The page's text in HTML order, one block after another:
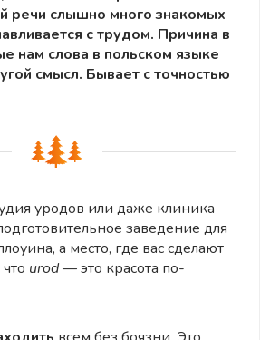
речи слышно много знакомых
с трудом. Причина в
нам слова в польском языке
смысл. Бывает с точностью
уродов или даже клиника
заведение для
а место, где вас сделают
urod— это красота по-